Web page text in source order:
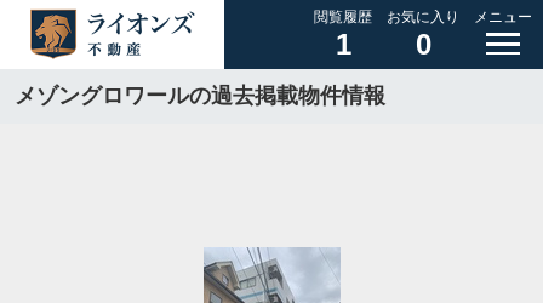
閲覧履歴
1
お気に入り
0
メニュー
メゾングロワールの過去掲載物件情報